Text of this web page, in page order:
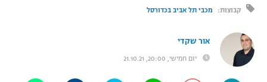
"מעל הליגה" – פודקאסט
הפועל באר שבע
מכבי נתניה
בני יהודה
ליגה ברזילאית
ליגות נוספות
UFC
היאבקות WWE
קבוצות: מכבי תל אביב בכדורסל
אור שקדי
יום חמישי, 20:00, 21.10.21